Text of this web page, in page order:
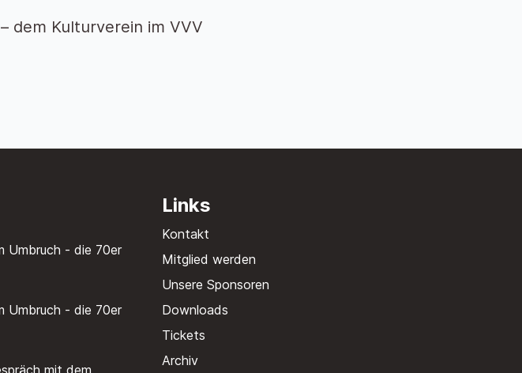
dem Kulturverein im VVV
Umbruch - die 70er
Umbruch - die 70er
mit dem
Links
Kontakt
Mitglied werden
Unsere Sponsoren
Downloads
Tickets
Archiv